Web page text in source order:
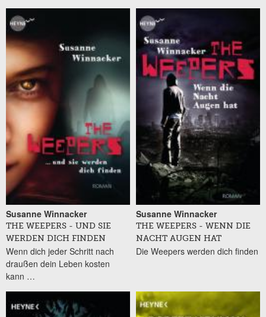
Susanne Winnacker
THE WEEPERS - UND SIE
WERDEN DICH FINDEN
Wenn dich jeder Schritt nach
draußen dein Leben kosten
kann …
Susanne Winnacker
THE WEEPERS - WENN DIE
NACHT AUGEN HAT
Die Weepers werden dich finden